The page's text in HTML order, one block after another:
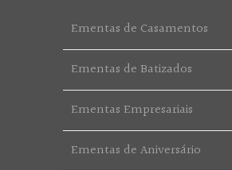
Ementas de Casamentos
Ementas de Batizados
Ementas Empresariais
Ementas de Aniversário